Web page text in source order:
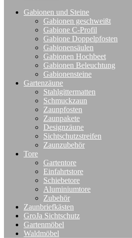
Gabionen und Steine
Gabionen geschweißt
Gabione C-Profil
Gabione Doppelpfosten
Gabionensäulen
Gabionen Hochbeet
Gabionen Beleuchtung
Gabionensteine
Gartenzäune
Stahlgittermatten
Schmuckzaun
Zaunpfosten
Zaunpakete
Designzäune
Sichtschutzstreifen
Zaunzubehör
Tore
Gartentore
Einfahrtstore
Schiebetore
Aluminiumtore
Zubehör
Zaunbriefkästen
GroJa Sichtschutz
Gartenmöbel
Waldmöbel